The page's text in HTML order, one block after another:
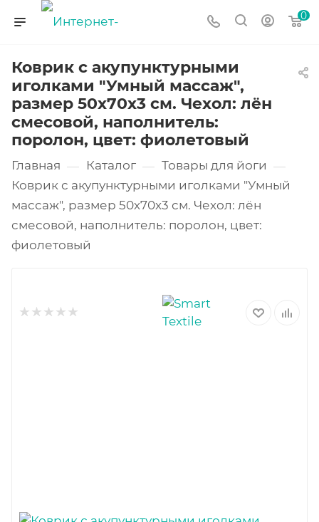
0
Коврик с акупунктурными
иголками "Умный массаж",
размер 50х70х3 см. Чехол: лён
смесовой, наполнитель:
поролон, цвет: фиолетовый
Главная — Каталог — Товары для йоги —
Коврик с акупунктурными иголками "Умный
массаж", размер 50х70х3 см. Чехол: лён
смесовой, наполнитель: поролон, цвет:
фиолетовый